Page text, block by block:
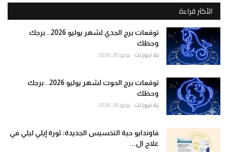
الأكثر قراءة
توقعات برج الجدي لشهر يوليو 2026.. برجك
وحظك
يلا نيوز نت يونيو 30, 2026
توقعات برج الحوت لشهر يوليو 2026.. برجك
وحظك
يلا نيوز نت يونيو 30, 2026
فاوندايو حبة التخسيس الجديدة: ثورة إيلي ليلي في
علاج ال...